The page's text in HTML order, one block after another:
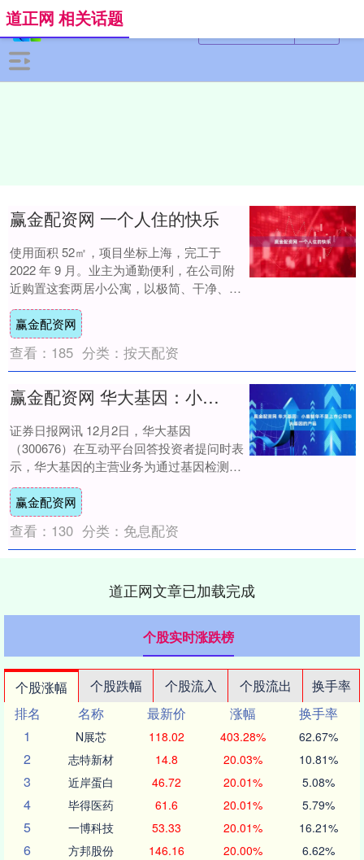
道正网 相关话题
赢金配资网 一个人住的快乐
使用面积 52㎡，项目坐标上海，完工于
2022 年 9 月。业主为通勤便利，在公司附
近购置这套两居小公寓，以极简、干净、明
快的空间氛围，让自己从繁忙工作中抽离....
赢金配资网
查看： 185 分类： 按天配资
赢金配资网 华大基因：小鹿精华不是上市公司华大基因的产品
证券日报网讯 12月2日，华大基因
（300676）在互动平台回答投资者提问时表
示，华大基因的主营业务为通过基因检测、
质谱检测、生物信息分析等多组学大数据技
术手段....
赢金配资网
查看： 130 分类： 免息配资
道正网文章已加载完成
个股实时涨跌榜
个股涨幅 个股跌幅 个股流入 个股流出
换手率
排名
名称 最新价 涨幅
换手率
1
N展芯 118.02 403.28% 62.67%
2 志特新材 14.8 20.03% 10.81%
3 近岸蛋白 46.72 20.01% 5.08%
4 毕得医药 61.6 20.01% 5.79%
5 一博科技 53.33 20.01% 16.21%
6 方邦股份 146.16 20.00% 6.62%